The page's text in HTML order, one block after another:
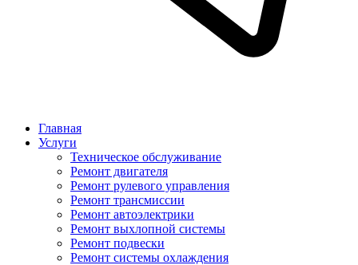
Главная
Услуги
Техническое обслуживание
Ремонт двигателя
Ремонт рулевого управления
Ремонт трансмиссии
Ремонт автоэлектрики
Ремонт выхлопной системы
Ремонт подвески
Ремонт системы охлаждения